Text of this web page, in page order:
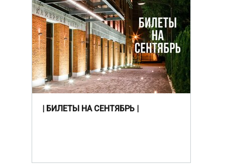
| БИЛЕТЫ НА СЕНТЯБРЬ |